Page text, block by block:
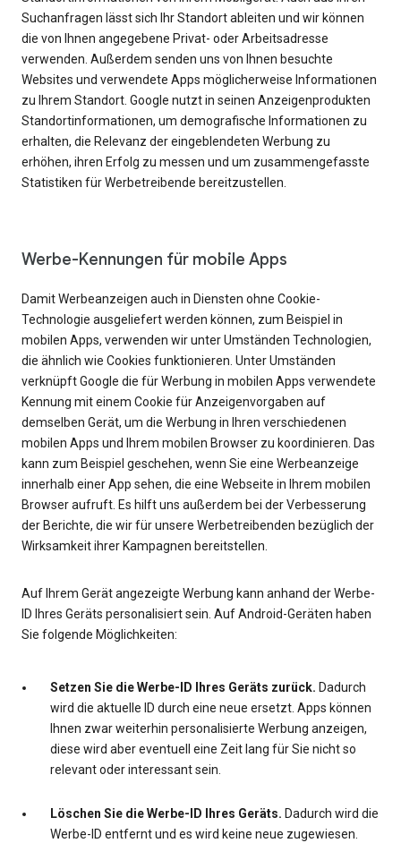
Suchanfragen lässt sich Ihr Standort ableiten und wir können
die von Ihnen angegebene Privat- oder Arbeitsadresse
verwenden. Außerdem senden uns von Ihnen besuchte
Websites und verwendete Apps möglicherweise Informationen
zu Ihrem Standort. Google nutzt in seinen Anzeigenprodukten
Standortinformationen, um demografische Informationen zu
erhalten, die Relevanz der eingeblendeten Werbung zu
erhöhen, ihren Erfolg zu messen und um zusammengefasste
Statistiken für Werbetreibende bereitzustellen.
Werbe-Kennungen für mobile Apps
Damit Werbeanzeigen auch in Diensten ohne Cookie-
Technologie ausgeliefert werden können, zum Beispiel in
mobilen Apps, verwenden wir unter Umständen Technologien,
die ähnlich wie Cookies funktionieren. Unter Umständen
verknüpft Google die für Werbung in mobilen Apps verwendete
Kennung mit einem Cookie für Anzeigenvorgaben auf
demselben Gerät, um die Werbung in Ihren verschiedenen
mobilen Apps und Ihrem mobilen Browser zu koordinieren. Das
kann zum Beispiel geschehen, wenn Sie eine Werbeanzeige
innerhalb einer App sehen, die eine Webseite in Ihrem mobilen
Browser aufruft. Es hilft uns außerdem bei der Verbesserung
der Berichte, die wir für unsere Werbetreibenden bezüglich der
Wirksamkeit ihrer Kampagnen bereitstellen.
Auf Ihrem Gerät angezeigte Werbung kann anhand der Werbe-
ID Ihres Geräts personalisiert sein. Auf Android-Geräten haben
Sie folgende Möglichkeiten:
Setzen Sie die Werbe-ID Ihres Geräts zurück. Dadurch
wird die aktuelle ID durch eine neue ersetzt. Apps können
Ihnen zwar weiterhin personalisierte Werbung anzeigen,
diese wird aber eventuell eine Zeit lang für Sie nicht so
relevant oder interessant sein.
Löschen Sie die Werbe-ID Ihres Geräts. Dadurch wird die
Werbe-ID entfernt und es wird keine neue zugewiesen.